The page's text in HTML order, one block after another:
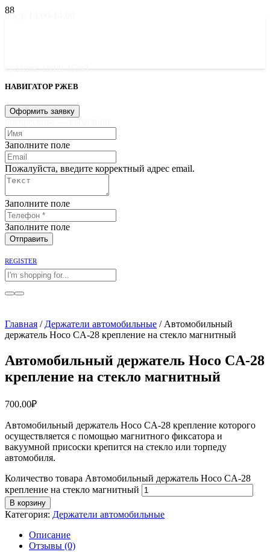
обед: 13.00-14.00
суббота: 10.00-15.00
НАВИГАТОР РЖЕВ
Оформить заявку
Заполните поле
Пожалуйста, введите корректный адрес email.
Заполните поле
Заполните поле
Отправить
REGISTER
Главная / Держатели автомобильные / Автомобильный
держатель Hoco CA-28 крепление на стекло магнитный
Автомобильный держатель Hoco CA-28
крепление на стекло магнитный
700.00₽
Автомобильный держатель Hoco CA-28 крепление которого
осуществляется с помощью магнитного фиксатора и
вакуумной присоски крепится на стекло или торпеду
автомобиля.
Количество товара Автомобильный держатель Hoco CA-28
крепление на стекло магнитный
В корзину
Категория: Держатели автомобильные
Описание
Отзывы (0)